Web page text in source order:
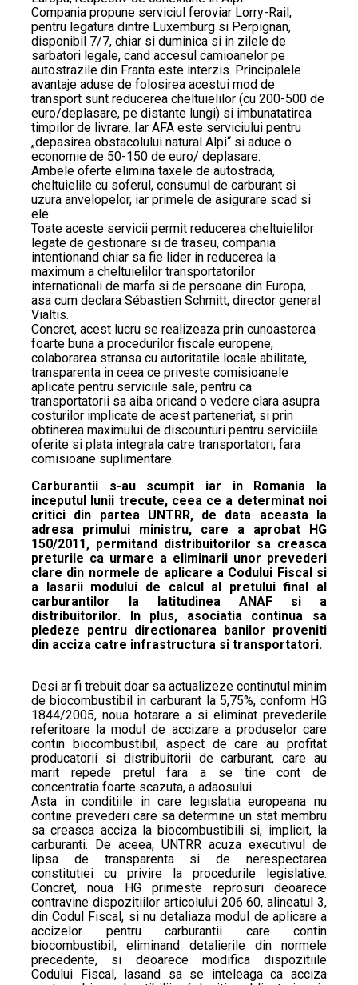
Compania propune serviciul feroviar Lorry-Rail,
pentru legatura dintre Luxemburg si Perpignan,
disponibil 7/7, chiar si duminica si in zilele de
sarbatori legale, cand accesul camioanelor pe
autostrazile din Franta este interzis. Principalele
avantaje aduse de folosirea acestui mod de
transport sunt reducerea cheltuielilor (cu 200-500 de
euro/deplasare, pe distante lungi) si imbunatatirea
timpilor de livrare. Iar AFA este serviciului pentru
„depasirea obstacolului natural Alpi“ si aduce o
economie de 50-150 de euro/ deplasare.
Ambele oferte elimina taxele de autostrada,
cheltuielile cu soferul, consumul de carburant si
uzura anvelopelor, iar primele de asigurare scad si
ele.
Toate aceste servicii permit reducerea cheltuielilor
legate de gestionare si de traseu, compania
intentionand chiar sa fie lider in reducerea la
maximum a cheltuielilor transportatorilor
internationali de marfa si de persoane din Europa,
asa cum declara Sébastien Schmitt, director general
Vialtis.
Concret, acest lucru se realizeaza prin cunoasterea
foarte buna a procedurilor fiscale europene,
colaborarea stransa cu autoritatile locale abilitate,
transparenta in ceea ce priveste comisioanele
aplicate pentru serviciile sale, pentru ca
transportatorii sa aiba oricand o vedere clara asupra
costurilor implicate de acest parteneriat, si prin
obtinerea maximului de discounturi pentru serviciile
oferite si plata integrala catre transportatori, fara
comisioane suplimentare.
Carburantii s-au scumpit iar in Romania la
inceputul lunii trecute, ceea ce a determinat noi
critici din partea UNTRR, de data aceasta la
adresa primului ministru, care a aprobat HG
150/2011, permitand distribuitorilor sa creasca
preturile ca urmare a eliminarii unor prevederi
clare din normele de aplicare a Codului Fiscal si
a lasarii modului de calcul al pretului final al
carburantilor la latitudinea ANAF si a
distribuitorilor. In plus, asociatia continua sa
pledeze pentru directionarea banilor proveniti
din acciza catre infrastructura si transportatori.
Desi ar fi trebuit doar sa actualizeze continutul minim
de biocombustibil in carburant la 5,75%, conform HG
1844/2005, noua hotarare a si eliminat prevederile
referitoare la modul de accizare a produselor care
contin biocombustibil, aspect de care au profitat
producatorii si distribuitorii de carburant, care au
marit repede pretul fara a se tine cont de
concentratia foarte scazuta, a adaosului.
Asta in conditiile in care legislatia europeana nu
contine prevederi care sa determine un stat membru
sa creasca acciza la biocombustibili si, implicit, la
carburanti. De aceea, UNTRR acuza executivul de
lipsa de transparenta si de nerespectarea
constitutiei cu privire la procedurile legislative.
Concret, noua HG primeste reprosuri deoarece
contravine dispozitiilor articolului 206 60, alineatul 3,
din Codul Fiscal, si nu detaliaza modul de aplicare a
accizelor pentru carburantii care contin
biocombustibil, eliminand detalierile din normele
precedente, si deoarece modifica dispozitiile
Codului Fiscal, lasand sa se inteleaga ca acciza